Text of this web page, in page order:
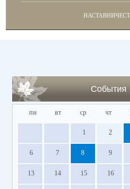
События
пн вт ср чт
1 2
6 7 8 9
13 14 15 16